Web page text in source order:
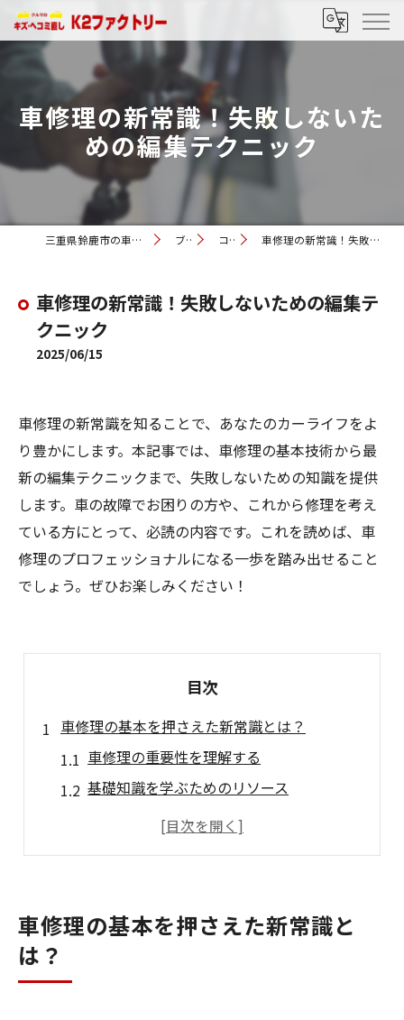
車修理の新常識！失敗しないた
めの編集テクニック
三重県鈴鹿市の車修理ならK2ファクトリー ブログ コラム 車修理の新常識！失敗しないための編集テクニック
車修理の新常識！失敗しないための編集テ
クニック
2025/06/15
車修理の新常識を知ることで、あなたのカーライフをよ
り豊かにします。本記事では、車修理の基本技術から最
新の編集テクニックまで、失敗しないための知識を提供
します。車の故障でお困りの方や、これから修理を考え
ている方にとって、必読の内容です。これを読めば、車
修理のプロフェッショナルになる一歩を踏み出せること
でしょう。ぜひお楽しみください！
目次
車修理の基本を押さえた新常識とは？
車修理の重要性を理解する
基礎知識を学ぶためのリソース
初心者向け修理ガイド
車修理に必要な基本ツール
プロが教える車修理の失敗しないテクニック
車修理の基本を押さえた新常識と
は？